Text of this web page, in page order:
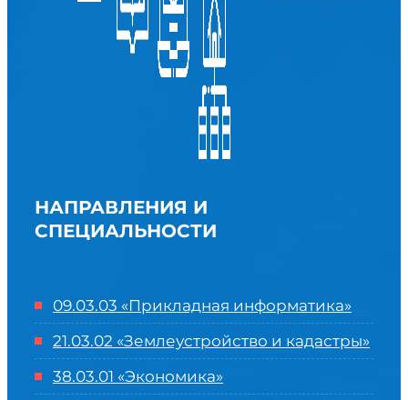
НАПРАВЛЕНИЯ И
СПЕЦИАЛЬНОСТИ
09.03.03 «Прикладная информатика»
21.03.02 «Землеустройство и кадастры»
38.03.01 «Экономика»